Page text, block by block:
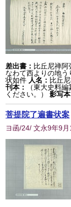
差出書： 比丘尼禅阿
なわて西よりの地う
状如件 人名： 比丘
刊本：
（東大史料
ください。）
影写本
菩提院了遍書状案
ヨ函/24/ 文永9年9月